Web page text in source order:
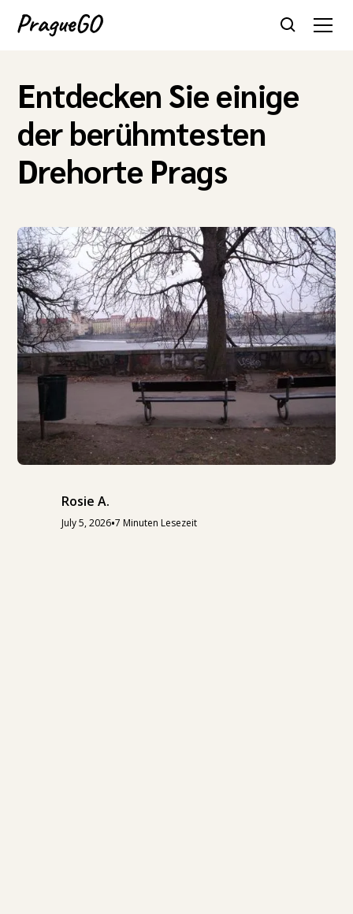
Entdecken Sie einige
der berühmtesten
Drehorte Prags
Rosie A.
July 5, 2026•7 Minuten Lesezeit